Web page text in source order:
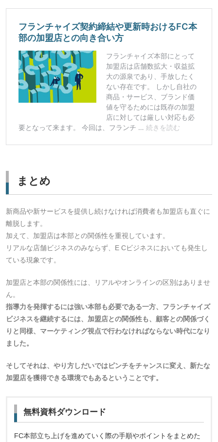
まとめ
新商品や新サービスを提供し続けなければ消費者も加盟店も直ぐに
離脱します。
加えて、加盟店は本部との関係性を重視しています。
リアルな店舗ビジネスのみならず、E Cビジネスにおいても発生し
ている現象です。
加盟店と本部の関係性には、リアルやオンラインの区別はありませ
ん。
指導力を発揮するには強い本部も必要である一方、フランチャイズ
ビジネスを継続するには、加盟店との関係性も、顧客との関係づく
りと同様、マーケティング視点で行わなければならない時代になり
ました。
そしてそれは、やり方しだいではピンチをチャンスに変え、新たな
加盟店を獲得できる環境でもあるということです。
無料資料ダウンロード
FC本部立ち上げを進めていく際の手順やポイントをまとめた